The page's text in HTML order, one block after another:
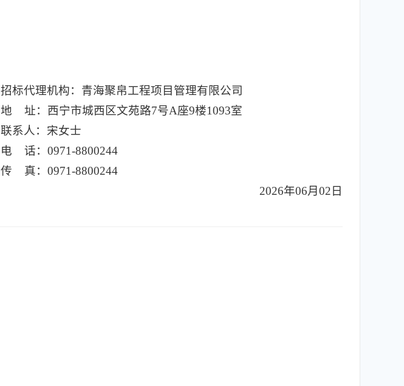
招标代理机构：青海聚帛工程项目管理有限公司
地 址：西宁市城西区文苑路7号A座9楼1093室
联系人：宋女士
电 话：0971-8800244
传 真：0971-8800244
2026年06月02日